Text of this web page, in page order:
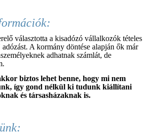
választotta a kisadózó vállalkozók tételes
adózást. A kormány döntése alapján ők már
adhatnak számlát, de
biztos lehet benne, hogy mi nem
így gond nélkül ki tudunk kiállítani
és társasházaknak is.